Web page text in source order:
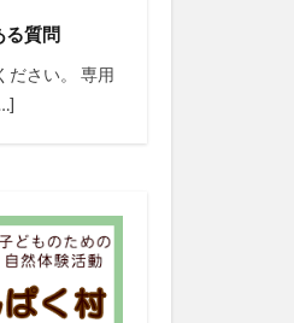
質問
ださい。 専用